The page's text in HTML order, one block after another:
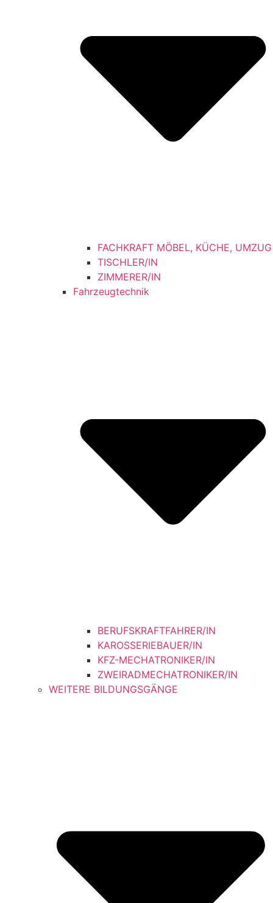
FACHKRAFT MÖBEL, KÜCHE, UMZUG
TISCHLER/IN
ZIMMERER/IN
Fahrzeugtechnik
BERUFSKRAFTFAHRER/IN
KAROSSERIEBAUER/IN
KFZ-MECHATRONIKER/IN
ZWEIRADMECHATRONIKER/IN
WEITERE BILDUNGSGÄNGE